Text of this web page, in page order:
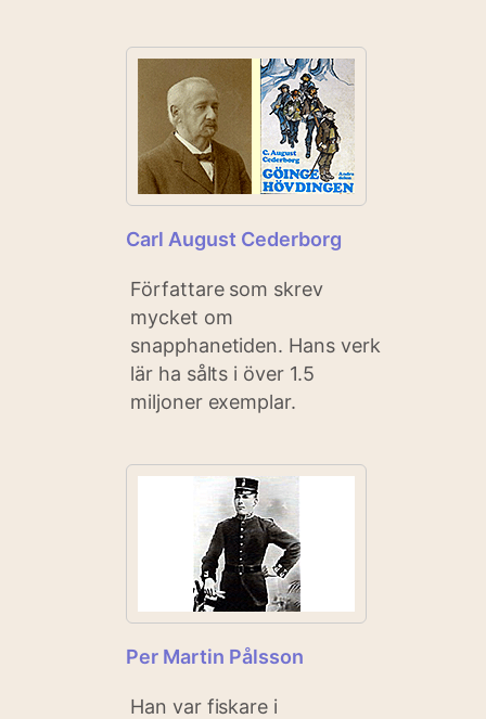
Carl August Cederborg
Författare som skrev
mycket om
snapphanetiden. Hans verk
lär ha sålts i över 1.5
miljoner exemplar.
Per Martin Pålsson
Han var fiskare i